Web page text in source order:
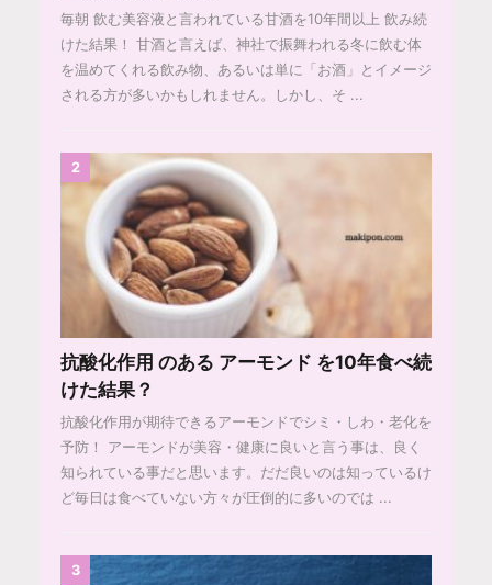
毎朝 飲む美容液と言われている甘酒を10年間以上 飲み続
けた結果！ 甘酒と言えば、神社で振舞われる冬に飲む体
を温めてくれる飲み物、あるいは単に「お酒」とイメージ
される方が多いかもしれません。しかし、そ ...
2
抗酸化作用 のある アーモンド を10年食べ続
けた結果？
抗酸化作用が期待できるアーモンドでシミ・しわ・老化を
予防！ アーモンドが美容・健康に良いと言う事は、良く
知られている事だと思います。だだ良いのは知っているけ
ど毎日は食べていない方々が圧倒的に多いのでは ...
3